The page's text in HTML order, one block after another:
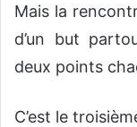
Mais la
d’un but
deux points
C’est le